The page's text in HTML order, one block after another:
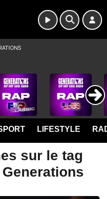
LIFESTYLE
sur le tag